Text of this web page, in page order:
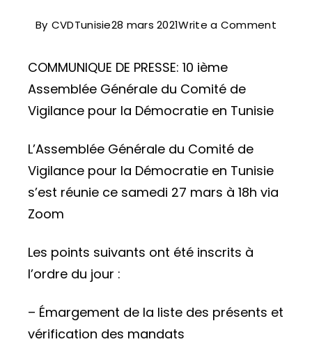
By CVDTunisie28 mars 2021Write a Commenton
Tunisie
COMMUNIQUE DE PRESSE: 10 ième
Assemblée Générale du Comité de
Vigilance pour la Démocratie en Tunisie
L’Assemblée Générale du Comité de
Vigilance pour la Démocratie en Tunisie
s’est réunie ce samedi 27 mars à 18h via
Zoom
Les points suivants ont été inscrits à
l’ordre du jour :
– Émargement de la liste des présents et
vérification des mandats